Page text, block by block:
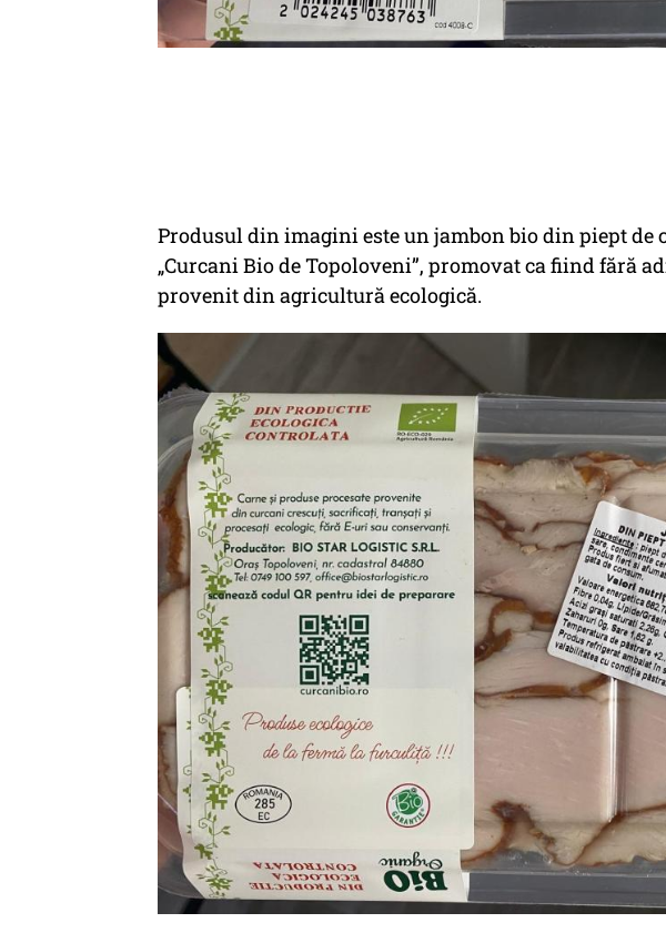
Produsul din imagini este un jambon bio din piept de
„Curcani Bio de Topoloveni”, promovat ca fiind fără
provenit din agricultură ecologică.